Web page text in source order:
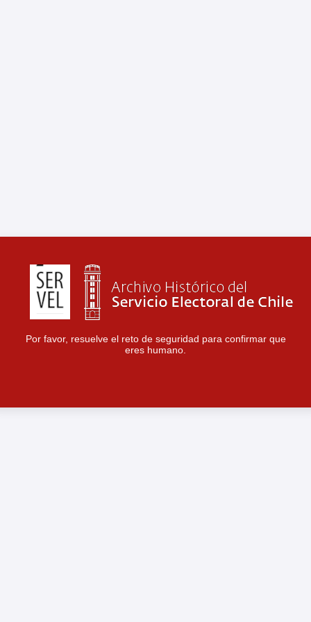
Por favor, resuelve el reto de seguridad para confirmar que
eres humano.